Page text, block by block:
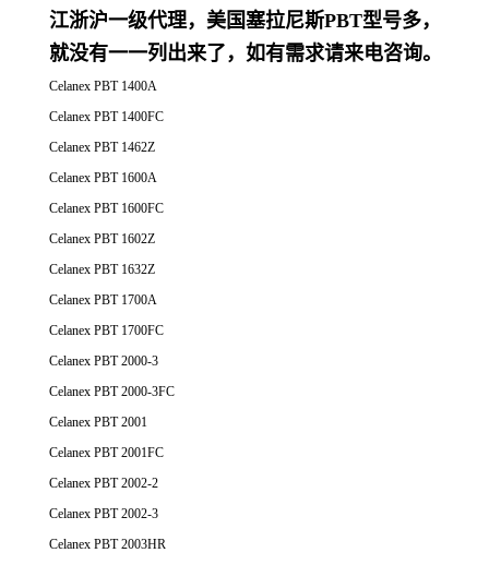
江浙沪一级代理，美国塞拉尼斯PBT型号多，
就没有一一列出来了，如有需求请来电咨询。
Celanex PBT 1400A
Celanex PBT 1400FC
Celanex PBT 1462Z
Celanex PBT 1600A
Celanex PBT 1600FC
Celanex PBT 1602Z
Celanex PBT 1632Z
Celanex PBT 1700A
Celanex PBT 1700FC
Celanex PBT 2000-3
Celanex PBT 2000-3FC
Celanex PBT 2001
Celanex PBT 2001FC
Celanex PBT 2002-2
Celanex PBT 2002-3
Celanex PBT 2003HR